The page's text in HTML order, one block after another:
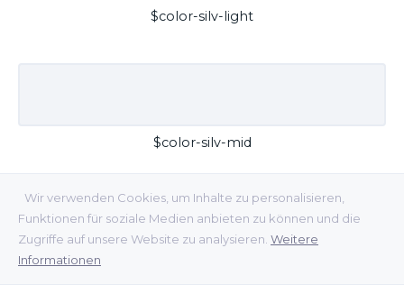
Wir verwenden Cookies, um Inhalte zu personalisieren,
Funktionen für soziale Medien anbieten zu können und die
Zugriffe auf unsere Website zu analysieren. Weitere
Informationen
$color-silv-light
$color-silv-mid